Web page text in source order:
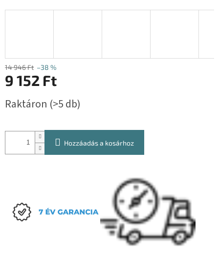
14 946 Ft –38 %
9 152 Ft
Raktáron (>5 db)
Hozzáadás a kosárhoz